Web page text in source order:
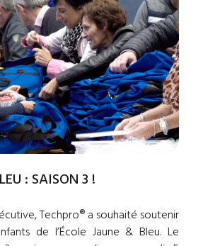
: SAISON 3 !
Techpro® a souhaité soutenir
de l’École Jaune & Bleu. Le